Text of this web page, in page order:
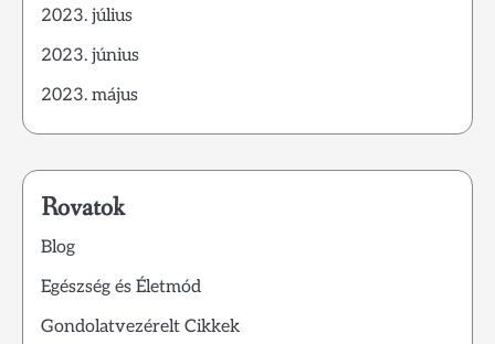
2023. július
2023. június
2023. május
Rovatok
Blog
Egészség és Életmód
Gondolatvezérelt Cikkek